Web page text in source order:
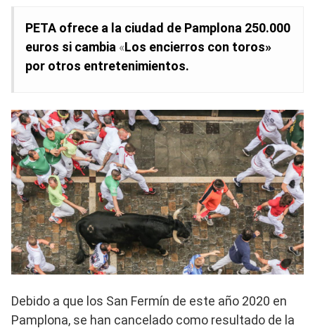
PETA ofrece a la ciudad de Pamplona 250.000
euros si cambia «Los encierros con toros»
por otros entretenimientos.
Debido a que los San Fermín de este año 2020 en
Pamplona, ​​se han cancelado como resultado de la